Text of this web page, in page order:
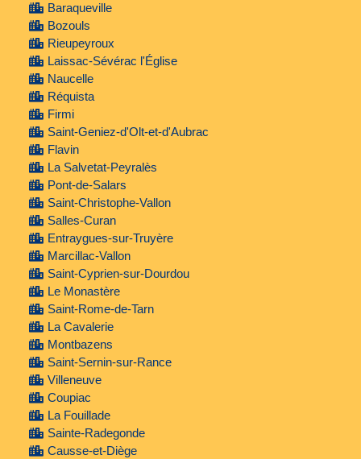
Baraqueville
Bozouls
Rieupeyroux
Laissac-Sévérac l'Église
Naucelle
Réquista
Firmi
Saint-Geniez-d'Olt-et-d'Aubrac
Flavin
La Salvetat-Peyralès
Pont-de-Salars
Saint-Christophe-Vallon
Salles-Curan
Entraygues-sur-Truyère
Marcillac-Vallon
Saint-Cyprien-sur-Dourdou
Le Monastère
Saint-Rome-de-Tarn
La Cavalerie
Montbazens
Saint-Sernin-sur-Rance
Villeneuve
Coupiac
La Fouillade
Sainte-Radegonde
Causse-et-Diège